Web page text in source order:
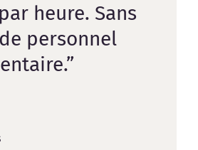
heure. Sans
personnel